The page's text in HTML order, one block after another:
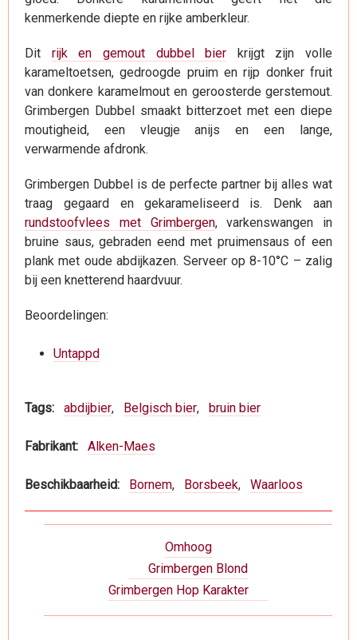
kenmerkende diepte en rijke amberkleur.
Dit rijk en gemout dubbel bier krijgt zijn volle
karameltoetsen, gedroogde pruim en rijp donker fruit
van donkere karamelmout en geroosterde gerstemout.
Grimbergen Dubbel smaakt bitterzoet met een diepe
moutigheid, een vleugje anijs en een lange,
verwarmende afdronk.
Grimbergen Dubbel is de perfecte partner bij alles wat
traag gegaard en gekarameliseerd is. Denk aan
rundstoofvlees met Grimbergen, varkenswangen in
bruine saus, gebraden eend met pruimensaus of een
plank met oude abdijkazen. Serveer op 8-10°C – zalig
bij een knetterend haardvuur.
Beoordelingen:
Untappd
Tags abdijbier Belgisch bier bruin bier
Fabrikant Alken-Maes
Beschikbaarheid Bornem Borsbeek Waarloos
Dranken
Grimbergen Blond
Omhoog
Grimbergen Hop Karakter